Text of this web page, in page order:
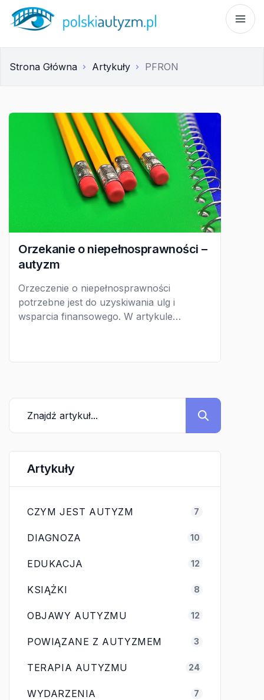
Strona Główna Artykuły PFRON
Orzekanie o niepełnosprawności –
autyzm
Orzeczenie o niepełnosprawności
potrzebne jest do uzyskiwania ulg i
wsparcia finansowego. W artykule
Artykuły
CZYM JEST AUTYZM 7
DIAGNOZA 10
EDUKACJA 12
KSIĄŻKI 8
OBJAWY AUTYZMU 12
POWIĄZANE Z AUTYZMEM 3
TERAPIA AUTYZMU 24
WYDARZENIA 7